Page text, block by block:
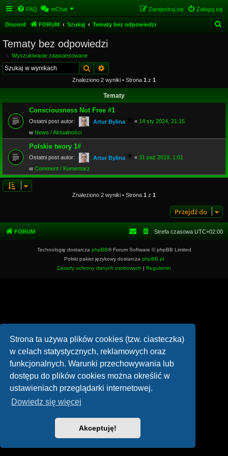
Strona ta używa plików cookies (tzw. ciasteczka)
w celach statystycznych, reklamowych oraz
funkcjonalnych. Warunki przechowywania lub
dostępu do plików cookies można określić w
ustawieniach przeglądarki internetowej.
Dowiedz się więcej
Akceptuję!
FAQ mChat Zaloguj się
Zarejestruj się
Discord FORUM Szukaj Tematy bez odpowiedzi
Tematy bez odpowiedzi
Wyszukiwanie zaawansowane
Szukaj
Znaleziono 2 wyniki • Strona 1 z 1
Tematy
Consciousness Not Free #1
Ostatni post autor: Artur Bylina « 14 sty 2024, 21:15
w News / Aktualności
Polskie twory 1#
Ostatni post autor: Artur Bylina « 31 paź 2019, 1:01
w Comment / Komentarz
Znaleziono 2 wyniki • Strona 1 z 1
Przejdź do
FORUM Strefa czasowa UTC+02:00
Technologię dostarcza phpBB® Forum Software © phpBB Limited
Polski pakiet językowy dostarcza phpBB.pl
Zasady ochrony danych osobowych | Regulamin